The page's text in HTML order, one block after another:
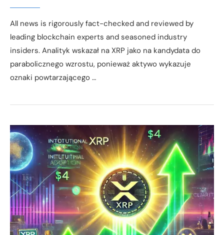
All news is rigorously fact-checked and reviewed by
leading blockchain experts and seasoned industry
insiders. Analityk wskazał na XRP jako na kandydata do
parabolicznego wzrostu, ponieważ aktywo wykazuje
oznaki powtarzającego …